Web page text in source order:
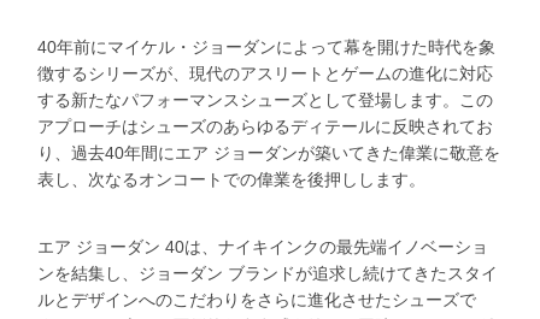
40年前にマイケル・ジョーダンによって幕を開けた時代を象
徴するシリーズが、現代のアスリートとゲームの進化に対応
する新たなパフォーマンスシューズとして登場します。この
アプローチはシューズのあらゆるディテールに反映されてお
り、過去40年間にエア ジョーダンが築いてきた偉業に敬意を
表し、次なるオンコートでの偉業を後押しします。
エア ジョーダン 40は、ナイキインクの最先端イノベーショ
ンを結集し、ジョーダン ブランドが追求し続けてきたスタイ
ルとデザインへのこだわりをさらに進化させたシューズで